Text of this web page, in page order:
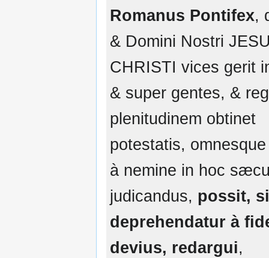
Romanus Pontifex,
& Domini Nostri
CHRISTI vices gerit
& super gentes, &
plenitudinem obtinet
potestatis,
à nemine in hoc
judicandus, possit, si
deprehendatur à
devius, redargui,